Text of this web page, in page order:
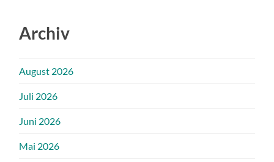
Archiv
August 2026
Juli 2026
Juni 2026
Mai 2026